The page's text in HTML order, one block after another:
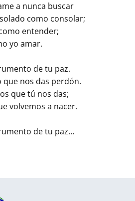
a nunca buscar
como consolar;
entender;
yo amar.
de tu paz.
que nos das perdón.
que tú nos das;
volvemos a nacer.
de tu paz…